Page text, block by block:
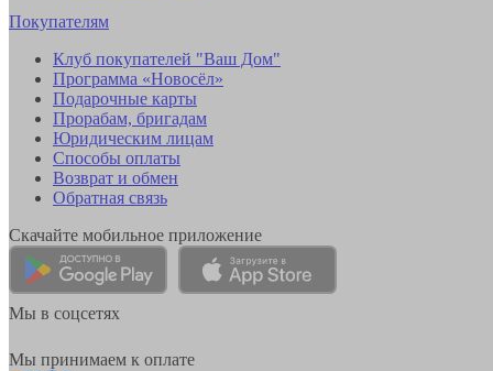
Покупателям
Клуб покупателей "Ваш Дом"
Программа «Новосёл»
Подарочные карты
Прорабам, бригадам
Юридическим лицам
Способы оплаты
Возврат и обмен
Обратная связь
Скачайте мобильное приложение
Мы в соцсетях
Мы принимаем к оплате